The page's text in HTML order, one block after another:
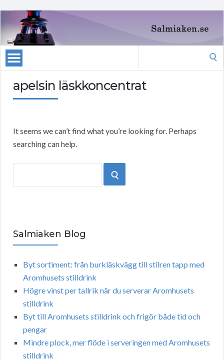
apelsin läskkoncentrat
It seems we can’t find what you’re looking for. Perhaps
searching can help.
SEARCH
Salmiaken Blog
Byt sortiment: från burkläskvägg till stilren tapp med
Aromhusets stilldrink
Högre vinst per tallrik när du serverar Aromhusets
stilldrink
Byt till Aromhusets stilldrink och frigör både tid och
pengar
Mindre plock, mer flöde i serveringen med Aromhusets
stilldrink